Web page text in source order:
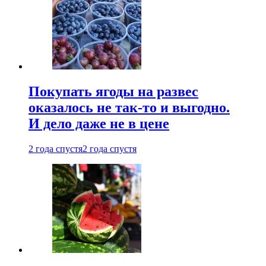
Покупать ягоды на развес
оказалось не так-то и выгодно.
И дело даже не в цене
2 года спустя2 года спустя